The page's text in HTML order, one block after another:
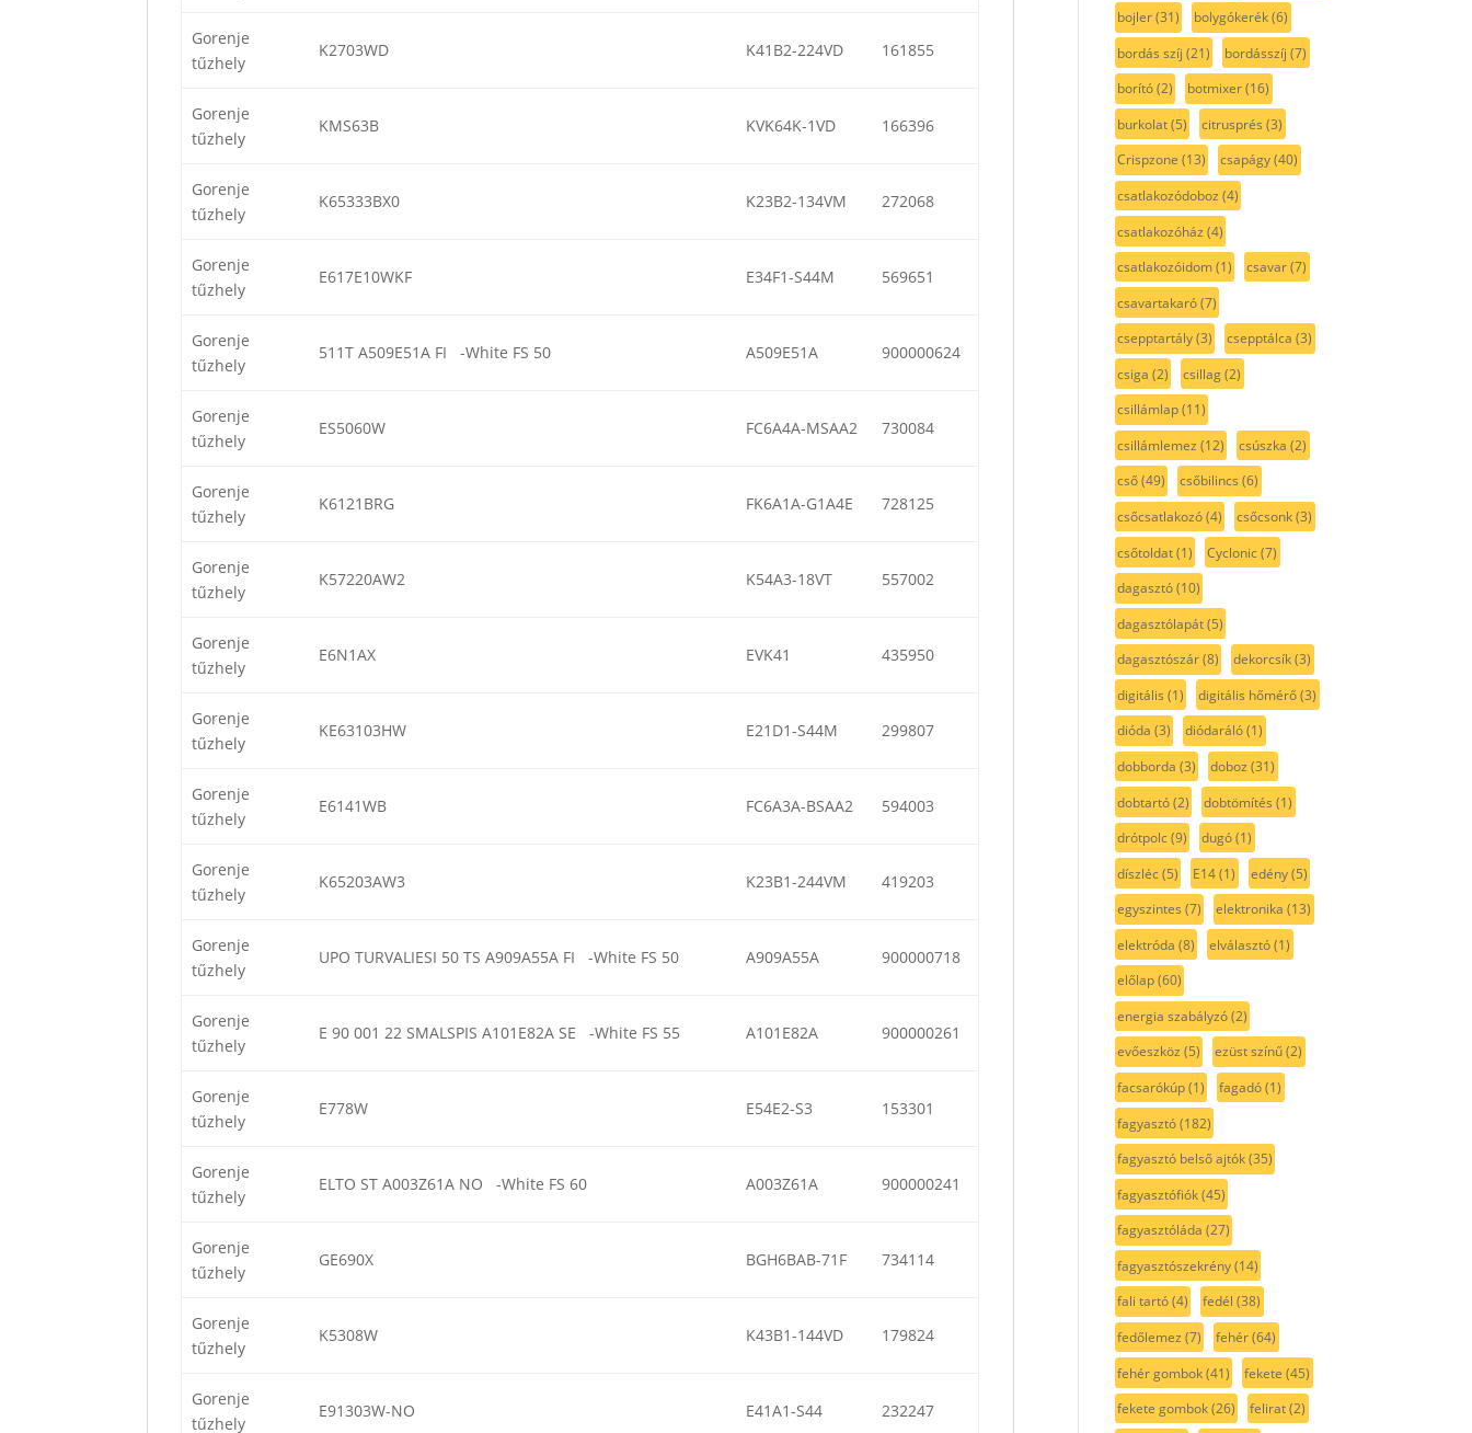
Gorenje
tűzhely
K2703WD K41B2-224VD 161855
Gorenje
tűzhely
KMS63B KVK64K-1VD 166396
Gorenje
tűzhely
K65333BX0 K23B2-134VM 272068
Gorenje
tűzhely
E617E10WKF E34F1-S44M 569651
Gorenje
tűzhely
511T A509E51A FI -White FS 50 A509E51A 900000624
Gorenje
tűzhely
ES5060W FC6A4A-MSAA2 730084
Gorenje
tűzhely
K6121BRG FK6A1A-G1A4E 728125
Gorenje
tűzhely
K57220AW2 K54A3-18VT 557002
Gorenje
tűzhely
E6N1AX EVK41 435950
Gorenje
tűzhely
KE63103HW E21D1-S44M 299807
Gorenje
tűzhely
E6141WB FC6A3A-BSAA2 594003
Gorenje
tűzhely
K65203AW3 K23B1-244VM 419203
Gorenje
tűzhely
UPO TURVALIESI 50 TS A909A55A FI -White FS 50 A909A55A 900000718
Gorenje
tűzhely
E 90 001 22 SMALSPIS A101E82A SE -White FS 55 A101E82A 900000261
Gorenje
tűzhely
E778W E54E2-S3 153301
Gorenje
tűzhely
ELTO ST A003Z61A NO -White FS 60 A003Z61A 900000241
Gorenje
tűzhely
GE690X BGH6BAB-71F 734114
Gorenje
tűzhely
K5308W K43B1-144VD 179824
Gorenje
tűzhely
E91303W-NO E41A1-S44 232247
bojler(31) bolygókerék(6)
bordás szíj (21) bordásszíj (7)
borító(2) botmixer(16)
burkolat(5) citrusprés (3)
Crispzone (13) csapágy(40)
csatlakozódoboz (4)
csatlakozóház (4)
csatlakozóidom(1) csavar(7)
csavartakaró(7)
csepptartály(3) csepptálca (3)
csiga (2) csillag(2)
csillámlap(11)
csillámlemez (12) csúszka (2)
cső(49) csőbilincs (6)
csőcsatlakozó(4) csőcsonk(3)
csőtoldat(1) Cyclonic(7)
dagasztó(10)
dagasztólapát(5)
dagasztószár(8) dekorcsík(3)
digitális (1) digitális hőmérő(3)
dióda (3) diódaráló(1)
dobborda (3) doboz (31)
dobtartó(2) dobtömítés (1)
drótpolc(9) dugó(1)
díszléc(5) E14(1) edény(5)
egyszintes (7) elektronika (13)
elektróda (8) elválasztó(1)
előlap(60)
energia szabályzó(2)
evőeszköz (5) ezüst színű(2)
facsarókúp(1) fagadó(1)
fagyasztó(182)
fagyasztó belső ajtók(35)
fagyasztófiók(45)
fagyasztóláda (27)
fagyasztószekrény(14)
fali tartó(4) fedél (38)
fedőlemez (7) fehér(64)
fehér gombok(41) fekete (45)
fekete gombok(26) felirat(2)